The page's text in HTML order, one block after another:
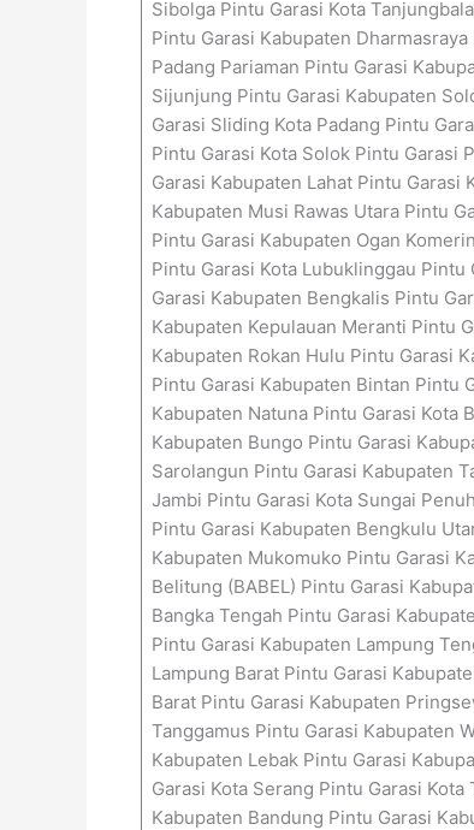
Sibolga Pintu Garasi Kota
Pintu Garasi Kabupaten
Padang Pariaman Pintu Garasi
Sijunjung Pintu Garasi Kabupaten
Garasi Sliding Kota Padang Pintu
Pintu Garasi Kota Solok Pintu Garasi
Garasi Kabupaten Lahat Pintu Garasi
Kabupaten Musi Rawas Utara Pintu
Pintu Garasi Kabupaten Ogan
Pintu Garasi Kota Lubuklinggau
Garasi Kabupaten Bengkalis Pintu
Kabupaten Kepulauan Meranti Pintu
Kabupaten Rokan Hulu Pintu Garasi
Pintu Garasi Kabupaten Bintan Pintu
Kabupaten Natuna Pintu Garasi Kota
Kabupaten Bungo Pintu Garasi
Sarolangun Pintu Garasi Kabupaten
Jambi Pintu Garasi Kota Sungai
Pintu Garasi Kabupaten Bengkulu
Kabupaten Mukomuko Pintu Garasi
Belitung (BABEL) Pintu Garasi
Bangka Tengah Pintu Garasi
Pintu Garasi Kabupaten Lampung
Lampung Barat Pintu Garasi
Barat Pintu Garasi Kabupaten
Tanggamus Pintu Garasi Kabupaten
Kabupaten Lebak Pintu Garasi
Garasi Kota Serang Pintu Garasi
Kabupaten Bandung Pintu Garasi